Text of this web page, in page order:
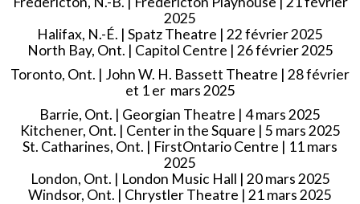
2025
Halifax, N.-É. | Spatz Theatre | 22 février 2025
North Bay, Ont. | Capitol Centre | 26 février 2025
Toronto, Ont. | John W. H. Bassett Theatre | 28 février
et 1 er mars 2025
Barrie, Ont. | Georgian Theatre | 4 mars 2025
Kitchener, Ont. | Center in the Square | 5 mars 2025
St. Catharines, Ont. | FirstOntario Centre | 11 mars
2025
London, Ont. | London Music Hall | 20 mars 2025
Windsor, Ont. | Chrystler Theatre | 21 mars 2025